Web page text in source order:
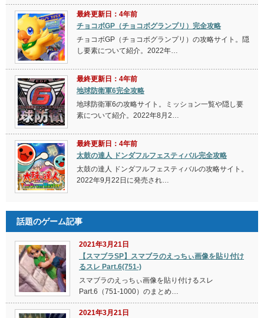
最終更新日：4年前
チョコボGP（チョコボグランプリ）完全攻略
チョコボGP（チョコボグランプリ）の攻略サイト。隠
し要素について紹介。2022年…
最終更新日：4年前
地球防衛軍6完全攻略
地球防衛軍6の攻略サイト。ミッション一覧や隠し要
素について紹介。2022年8月2…
最終更新日：4年前
太鼓の達人 ドンダフルフェスティバル完全攻略
太鼓の達人 ドンダフルフェスティバルの攻略サイト。
2022年9月22日に発売され…
話題のゲーム記事
2021年3月21日
【スマブラSP】スマブラのえっちぃ画像を貼り付け
るスレ Part.6(751-)
スマブラのえっちぃ画像を貼り付けるスレ
Part.6（751-1000）のまとめ…
2021年3月21日